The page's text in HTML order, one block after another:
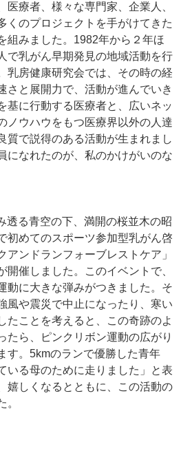
医療者、様々な専門家、企業人、
くのプロジェクトを手がけてきた
組みました。1982年から２年ほ
で乳がん早期発見の地域活動を行
乳房健康研究会では、その時の経
さと展開力で、活動が進んでいき
基に行動する医療者と、広いネッ
ノウハウをもつ医療界以外の人達
質で説得のある活動が生まれまし
になれたのが、私のかけがいのな
透る青空の下、満開の桜並木の昭
初めてのスポーツ参加型乳がん啓
アンドランフォーブレストケア」
開催しました。このイベントで、
動に大きな弾みがつきました。そ
風や震災で中止になったり、寒い
たことを考えると、この奇跡のよ
たら、ピンクリボン運動の広がり
す。5kmのランで優勝した青年
いる母のために走りました」と表
嬉しくなるとともに、この活動の
。